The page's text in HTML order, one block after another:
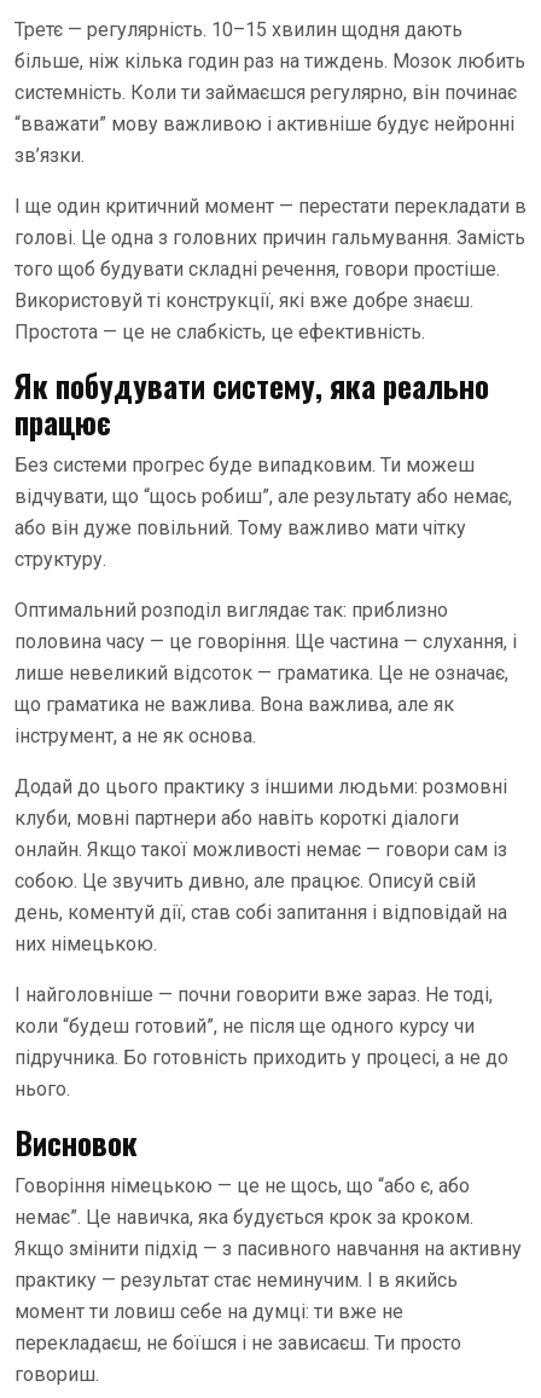
Третє — регулярність. 10–15 хвилин щодня дають
більше, ніж кілька годин раз на тиждень. Мозок любить
системність. Коли ти займаєшся регулярно, він починає
“вважати” мову важливою і активніше будує нейронні
зв’язки.
І ще один критичний момент — перестати перекладати в
голові. Це одна з головних причин гальмування. Замість
того щоб будувати складні речення, говори простіше.
Використовуй ті конструкції, які вже добре знаєш.
Простота — це не слабкість, це ефективність.
Як побудувати систему, яка реально
працює
Без системи прогрес буде випадковим. Ти можеш
відчувати, що “щось робиш”, але результату або немає,
або він дуже повільний. Тому важливо мати чітку
структуру.
Оптимальний розподіл виглядає так: приблизно
половина часу — це говоріння. Ще частина — слухання, і
лише невеликий відсоток — граматика. Це не означає,
що граматика не важлива. Вона важлива, але як
інструмент, а не як основа.
Додай до цього практику з іншими людьми: розмовні
клуби, мовні партнери або навіть короткі діалоги
онлайн. Якщо такої можливості немає — говори сам із
собою. Це звучить дивно, але працює. Описуй свій
день, коментуй дії, став собі запитання і відповідай на
них німецькою.
І найголовніше — почни говорити вже зараз. Не тоді,
коли “будеш готовий”, не після ще одного курсу чи
підручника. Бо готовність приходить у процесі, а не до
нього.
Висновок
Говоріння німецькою — це не щось, що “або є, або
немає”. Це навичка, яка будується крок за кроком.
Якщо змінити підхід — з пасивного навчання на активну
практику — результат стає неминучим. І в якийсь
момент ти ловиш себе на думці: ти вже не
перекладаєш, не боїшся і не зависаєш. Ти просто
говориш.